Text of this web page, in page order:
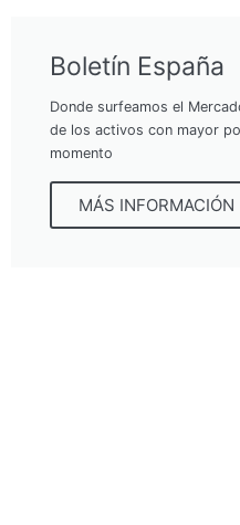
Boletín España
Donde surfeamos el
de los activos con mayor
momento
MÁS INFORMACIÓN